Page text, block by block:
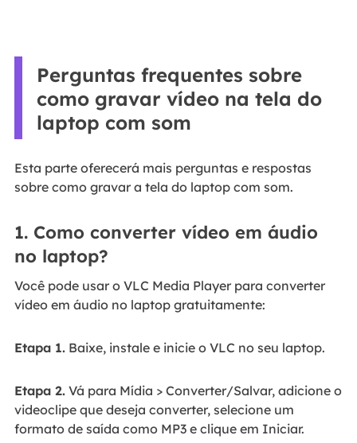
Perguntas frequentes sobre
como gravar vídeo na tela do
laptop com som
Esta parte oferecerá mais perguntas e respostas
sobre como gravar a tela do laptop com som.
1. Como converter vídeo em áudio
no laptop?
Você pode usar o VLC Media Player para converter
vídeo em áudio no laptop gratuitamente:
Etapa 1.Baixe, instale e inicie o VLC no seu laptop.
Etapa 2.Vá para Mídia > Converter/Salvar, adicione o
videoclipe que deseja converter, selecione um
formato de saída como MP3 e clique em Iniciar.